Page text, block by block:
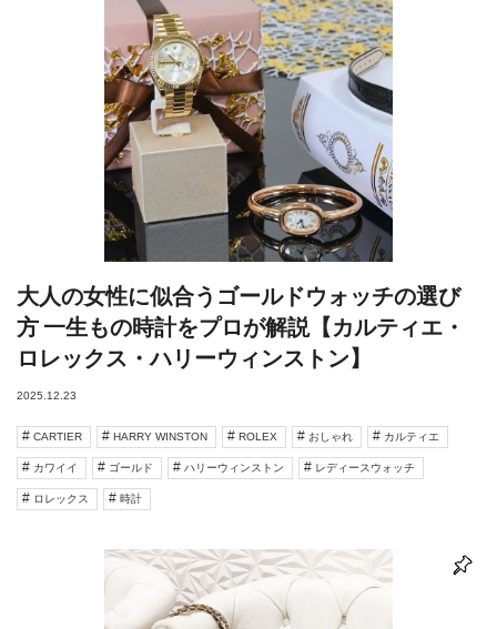
大人の女性に似合うゴールドウォッチの選び
方 一生もの時計をプロが解説【カルティエ・
ロレックス・ハリーウィンストン】
2025.12.23
CARTIER HARRY WINSTON ROLEX おしゃれ カルティエ
カワイイ ゴールド ハリーウィンストン レディースウォッチ
ロレックス 時計